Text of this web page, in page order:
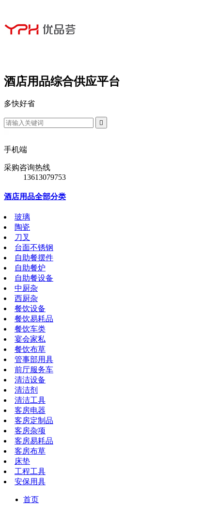
酒店用品综合供应平台
多快好省

手机端
采购咨询热线
13613079753
酒店用品全部分类
玻璃
陶瓷
刀叉
台面不锈钢
自助餐摆件
自助餐炉
自助餐设备
中厨杂
西厨杂
餐饮设备
餐饮易耗品
餐饮车类
宴会家私
餐饮布草
管事部用具
前厅服务车
清洁设备
清洁剂
清洁工具
客房电器
客房定制品
客房杂项
客房易耗品
客房布草
床垫
工程工具
安保用具
首页